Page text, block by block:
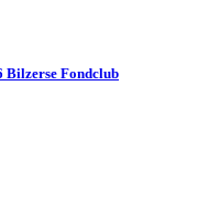
Bilzerse Fondclub